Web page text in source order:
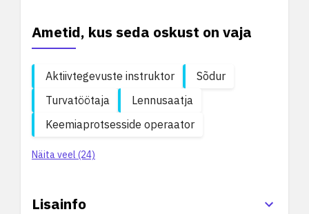
Ametid, kus seda oskust on vaja
Aktiivtegevuste instruktor
Sõdur
Turvatöötaja
Lennusaatja
Keemiaprotsesside operaator
Näita veel (24)
Lisainfo